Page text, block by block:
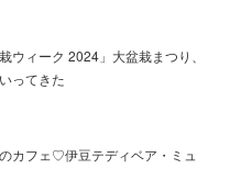
ィーク 2024」大盆栽まつり、
ってきた
カフェ♡伊豆テディベア・ミュ